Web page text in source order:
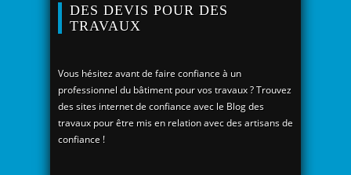
DES DEVIS POUR DES
TRAVAUX
Vous hésitez avant de faire confiance à un
professionnel du bâtiment pour vos travaux ? Trouvez
des sites internet de confiance avec le Blog des
travaux pour être mis en relation avec des artisans de
confiance !